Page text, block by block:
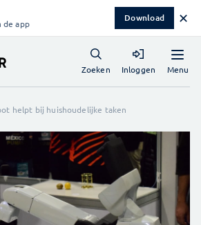
de app Download ✕
Menu
Zoeken Inloggen
helpt bij huishoudelijke taken